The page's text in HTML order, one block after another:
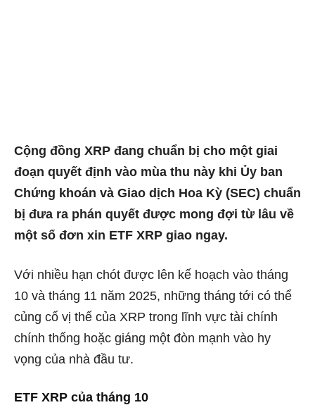
Cộng đồng XRP đang chuẩn bị cho một giai
đoạn quyết định vào mùa thu này khi Ủy ban
Chứng khoán và Giao dịch Hoa Kỳ (SEC) chuẩn
bị đưa ra phán quyết được mong đợi từ lâu về
một số đơn xin ETF XRP giao ngay.
Với nhiều hạn chót được lên kế hoạch vào tháng
10 và tháng 11 năm 2025, những tháng tới có thể
củng cố vị thế của XRP trong lĩnh vực tài chính
chính thống hoặc giáng một đòn mạnh vào hy
vọng của nhà đầu tư.
ETF XRP của tháng 10